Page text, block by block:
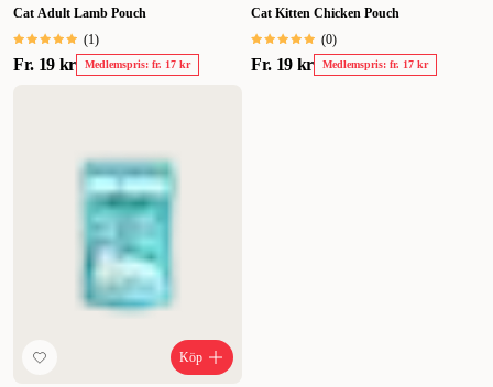
Cat Adult Lamb Pouch
(1)
Fr. 19 kr Medlemspris: fr. 17 kr
Cat Kitten Chicken Pouch
(0)
Fr. 19 kr Medlemspris: fr. 17 kr
Köp